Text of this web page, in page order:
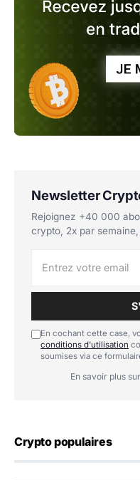
Newsletter
Rejoignez +40 000
crypto, 2x par
En cochant cette case,
conditions d'utilisation
soumises via ce
En savoir plus
Crypto populaires